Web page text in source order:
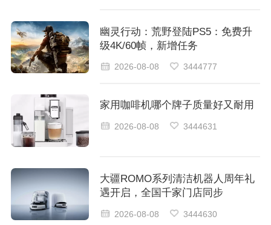
幽灵行动：荒野登陆PS5：免费升
级4K/60帧，新增任务
2026-08-08 3444777
家用咖啡机哪个牌子质量好又耐用
2026-08-08 3444631
大疆ROMO系列清洁机器人周年礼
遇开启，全国千家门店同步
2026-08-08 3444630